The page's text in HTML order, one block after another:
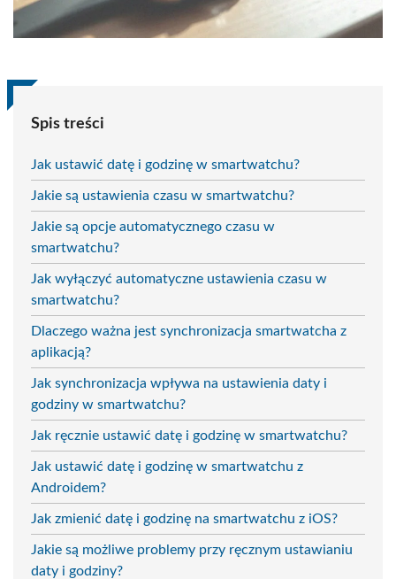
Spis treści
Jak ustawić datę i godzinę w smartwatchu?
Jakie są ustawienia czasu w smartwatchu?
Jakie są opcje automatycznego czasu w
smartwatchu?
Jak wyłączyć automatyczne ustawienia czasu w
smartwatchu?
Dlaczego ważna jest synchronizacja smartwatcha z
aplikacją?
Jak synchronizacja wpływa na ustawienia daty i
godziny w smartwatchu?
Jak ręcznie ustawić datę i godzinę w smartwatchu?
Jak ustawić datę i godzinę w smartwatchu z
Androidem?
Jak zmienić datę i godzinę na smartwatchu z iOS?
Jakie są możliwe problemy przy ręcznym ustawianiu
daty i godziny?